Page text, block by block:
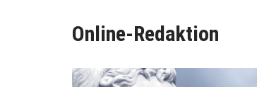
Online-Redaktion